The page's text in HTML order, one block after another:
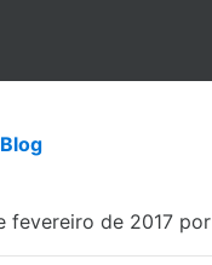
Blog
fevereiro de 2017 por